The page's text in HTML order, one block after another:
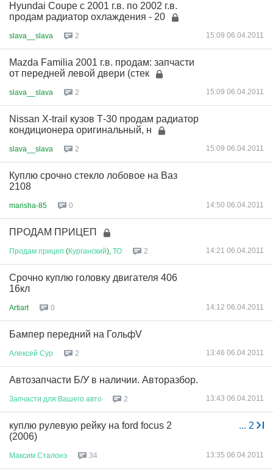
Hyundai Coupe c 2001 г.в. по 2002 г.в.
продам радиатор охлаждения - 20
slava__slava 2 15:09 06.04.2011
Mazda Familia 2001 г.в. продам: запчасти
от передней левой двери (стек
slava__slava 2 15:09 06.04.2011
Nissan X-trail кузов Т-30 продам радиатор
кондиционера оригинальный, н
slava__slava 2 15:09 06.04.2011
Куплю срочно стекло лобовое на Ваз
2108
marisha-85 0 14:50 06.04.2011
ПРОДАМ ПРИЦЕП
Продам прицеп (Курганский), ТО 2 14:21 06.04.2011
Срочно куплю головку двигателя 406
16кл
Artiart 0 14:12 06.04.2011
Бампер передний на ГольфV
Алексей Сур 2 13:46 06.04.2011
Автозапчасти Б/У в наличии. Авторазбор.
Запчасти для Вашего авто 2 13:43 06.04.2011
... 2
куплю рулевую рейку на ford focus 2
(2006)
Максим Сталонэ 34 13:35 06.04.2011